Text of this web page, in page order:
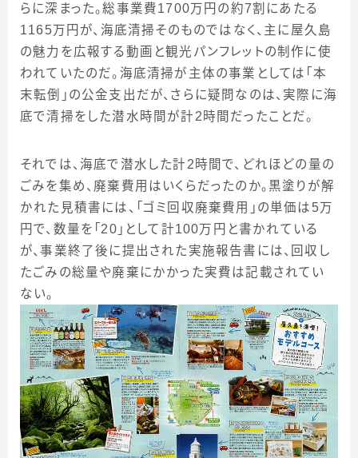
らに深まった。総事業費1700万円の約7割にあたる
1165万円が、海底清掃そのものではなく、主に屋久島
の魅力を広報する動画と観光パンフレットの制作に使
われていたのだ。海底清掃が主体の事業としては「本
末転倒」の公金支出だが、さらに疑問なのは、実際に海
底で清掃をした潜水時間が計2時間だったことだ。
それでは、海底で潜水した計2時間で、どれほどの量の
ごみを集め、廃棄費用はいくらだったのか。黒塗りが解
かれた見積書には、「ゴミ回収廃棄費用」の単価は5万
円で、数量を「20」として計100万円と書かれている
が、事業終了後に提出された実施報告書には、回収し
たごみの総量や廃棄にかかった実費は記載されてい
ない。